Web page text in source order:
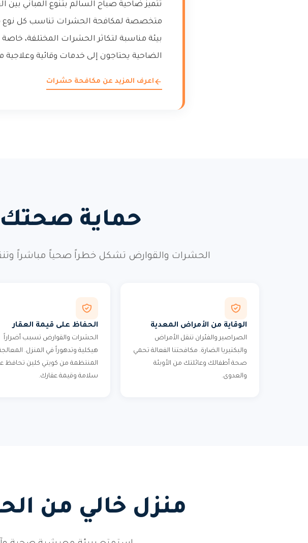
تتميز ضاحية صباح السالم بتنوع المباني
متخصصة لمكافحة الحشرات تناسب كل نوع من
بيئة مناسبة لتكاثر الحشرات المختلفة،
الضاحية يحتاجون إلى خدمات وقائية
اعرف المزيد عن مكافحة حشرات
حماية صحتك
الحشرات والقوارض تشكل خطراً صحياً مباشراً
الوقاية من الأمراض المعدية
الصراصير والفئران تنقل الأمراض
والبكتيريا الضارة. مكافحتنا الفعالة تحمي
صحة أطفالك وعائلتك من الأوبئة
والعدوى.
الحفاظ على قيمة العقار
الحشرات والقوارض تسبب أضراراً
هيكلية وتدهوراً في المنزل.
المنتظمة من كويتي كلين تحافظ
سلامة وقيمة عقارك.
منزل خالي من